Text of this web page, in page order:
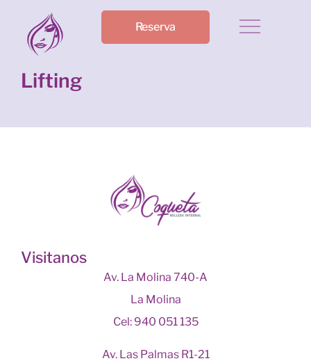
Reserva
Lifting
Visitanos
Av. La Molina 740-A
La Molina
Cel: 940 051 135
Av. Las Palmas R1-21